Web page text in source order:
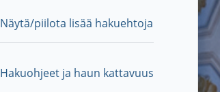
Näytä/piilota lisää hakuehtoja
Hakuohjeet ja haun kattavuus